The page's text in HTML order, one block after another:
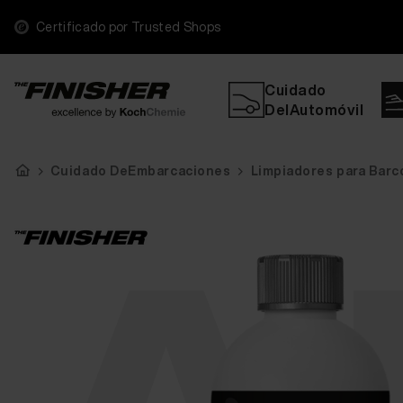
Certificado por Trusted Shops
Cuidado
DelAutomóvil
Cuidado DeEmbarcaciones Limpiadores para